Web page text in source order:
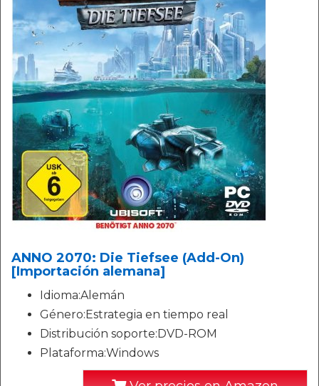
ANNO 2070: Die Tiefsee (Add-On)
[Importación alemana]
Idioma:Alemán
Género:Estrategia en tiempo real
Distribución soporte:DVD-ROM
Plataforma:Windows